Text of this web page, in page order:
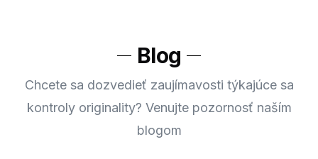
Blog
Chcete sa dozvedieť zaujímavosti týkajúce sa
kontroly originality? Venujte pozornosť naším
blogom